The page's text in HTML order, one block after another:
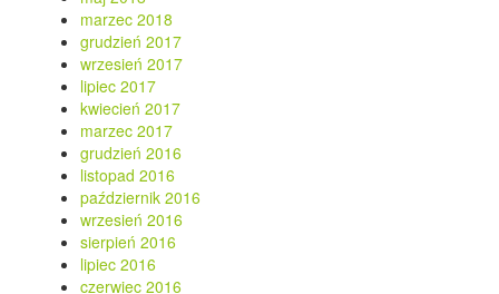
marzec 2018
grudzień 2017
wrzesień 2017
lipiec 2017
kwiecień 2017
marzec 2017
grudzień 2016
listopad 2016
październik 2016
wrzesień 2016
sierpień 2016
lipiec 2016
czerwiec 2016